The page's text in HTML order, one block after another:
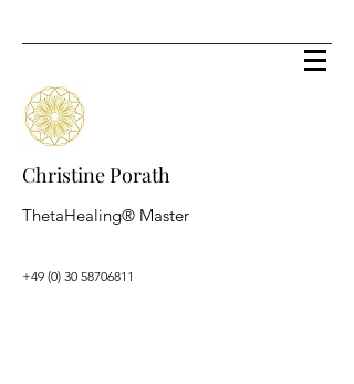
Christine Porath
ThetaHealing® Master
+49 (0) 30 58706811